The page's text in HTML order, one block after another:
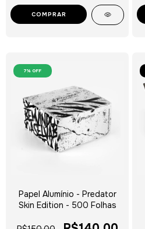
7% OFF
Papel Alumínio - Predator
Skin Edition - 500 Folhas